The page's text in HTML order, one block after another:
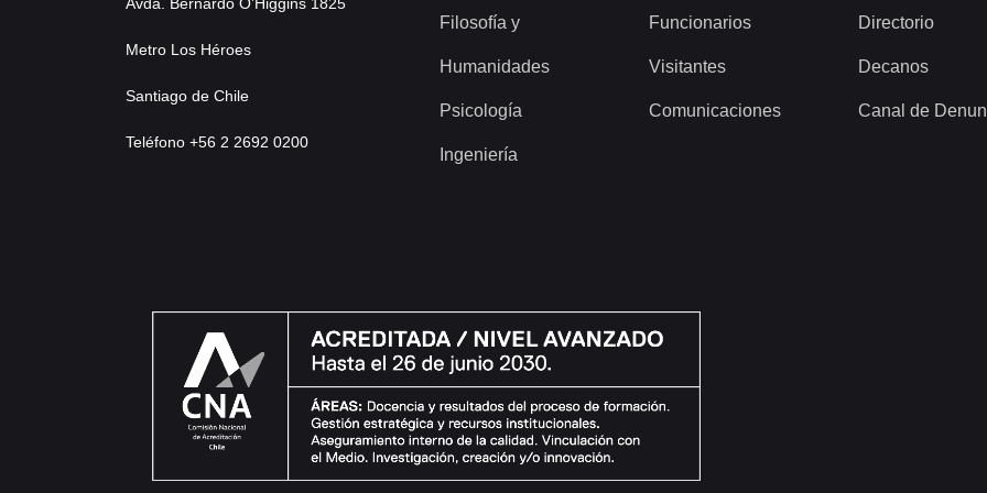
Avda. Bernardo O’Higgins 1825
Metro Los Héroes
Santiago de Chile
Teléfono +56 2 2692 0200
Filosofía y
Humanidades
Psicología
Ingeniería
Funcionarios
Visitantes
Comunicaciones
Directorio
Decanos
Canal de